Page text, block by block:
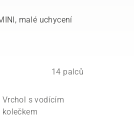
malé uchycení
14 palců
Vrchol s vodícím
kolečkem